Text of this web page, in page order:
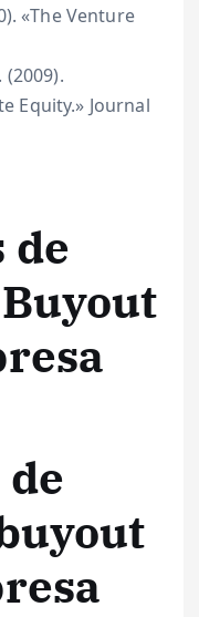
«The Venture
(2009).
Equity.» Journal
de